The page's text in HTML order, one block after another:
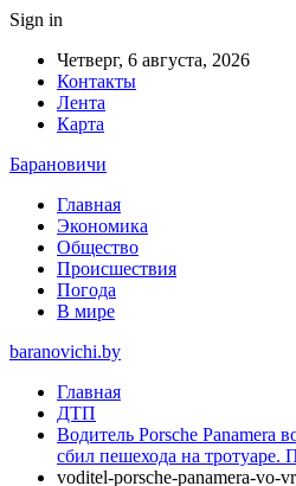
Sign in
Четверг, 6 августа, 2026
Контакты
Лента
Карта
Барановичи
Главная
Экономика
Общество
Происшествия
Погода
В мире
baranovichi.by
Главная
ДТП
Водитель Porsche Panamera
сбил пешехода на тротуаре.
voditel-porsche-panamera-vo-